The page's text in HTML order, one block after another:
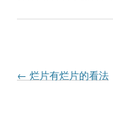
Post navigation
← 烂片有烂片的看法